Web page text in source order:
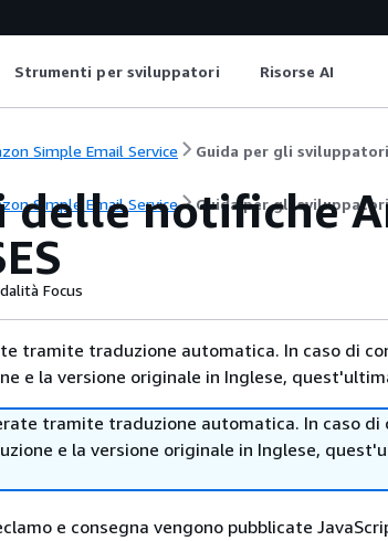
Strumenti per sviluppatori Risorse AI
Simple Email Service Guida per gli sviluppatori
Simple Email Service Guida per gli sviluppatori
delle notifiche
Focus
tramite traduzione automatica. In caso di
e la versione originale in Inglese,
tramite traduzione automatica. In caso
e la versione originale in Inglese,
e consegna vengono pubblicate